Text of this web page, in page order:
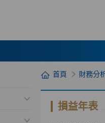
首頁 財務分
損益年表